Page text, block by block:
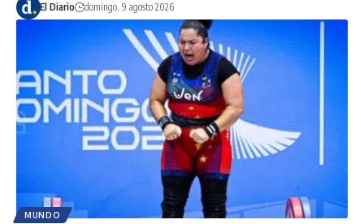
El Diario domingo, 9 agosto 2026
MUNDO